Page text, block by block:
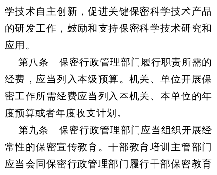
学技术自主创新，促进关键保密科学技术产品
的研发工作，鼓励和支持保密科学技术研究和
应用。
第八条 保密行政管理部门履行职责所需的
经费，应当列入本级预算。机关、单位开展保
密工作所需经费应当列入本机关、本单位的年
度预算或者年度收支计划。
第九条 保密行政管理部门应当组织开展经
常性的保密宣传教育。干部教育培训主管部门
应当会同保密行政管理部门履行干部保密教育